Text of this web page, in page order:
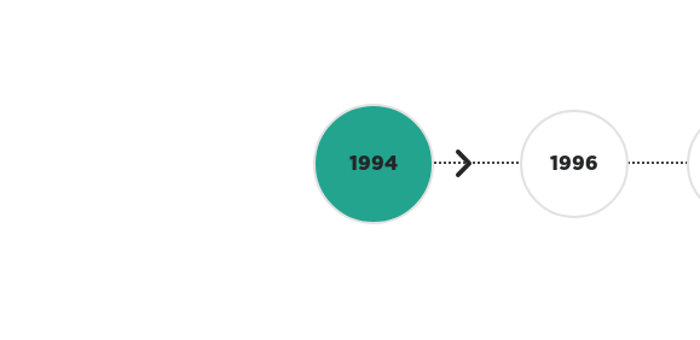
1994 1996